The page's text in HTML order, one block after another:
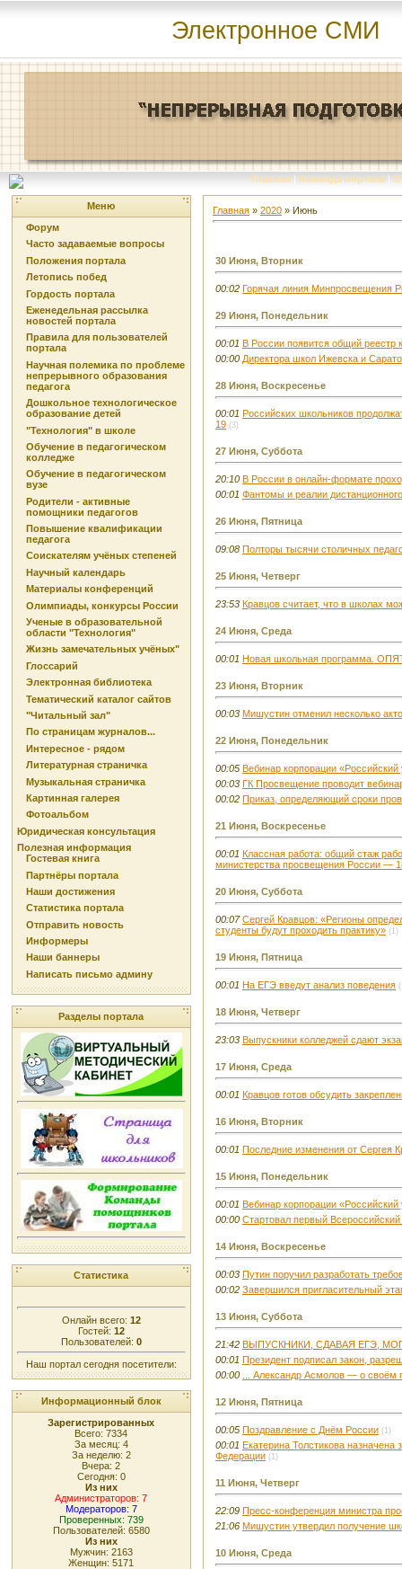
Электронное СМИ
Главная | Команда портала | О
Меню
Форум
Часто задаваемые вопросы
Положения портала
Летопись побед
Гордость портала
Еженедельная рассылка
новостей портала
Правила для пользователей
портала
Научная полемика по проблеме
непрерывного образования
педагога
Дошкольное технологическое
образование детей
"Технология" в школе
Обучение в педагогическом
колледже
Обучение в педагогическом
вузе
Родители - активные
помощники педагогов
Повышение квалификации
педагога
Соискателям учёных степеней
Научный календарь
Материалы конференций
Олимпиады, конкурсы России
Ученые в образовательной
области "Технология"
Жизнь замечательных учёных"
Глоссарий
Электронная библиотека
Тематический каталог сайтов
"Читальный зал"
По страницам журналов...
Интересное - рядом
Литературная страничка
Музыкальная страничка
Картинная галерея
Фотоальбом
Юридическая консультация
Полезная информация
Гостевая книга
Партнёры портала
Наши достижения
Статистика портала
Отправить новость
Информеры
Наши баннеры
Написать письмо админу
Разделы портала
Статистика
Онлайн всего: 12
Гостей: 12
Пользователей: 0
Наш портал сегодня посетители:
Информационный блок
Зарегистрированных
Всего: 7334
За месяц: 4
За неделю: 2
Вчера: 2
Сегодня: 0
Из них
Администраторов: 7
Модераторов: 7
Проверенных: 739
Пользователей: 6580
Из них
Мужчин: 2163
Женщин: 5171
Главная » 2020 » Июнь
30 Июня, Вторник
00:02 Горячая линия Минпросвещения
29 Июня, Понедельник
00:01 В России появится общий реестр
00:00 Директора школ Ижевска и
28 Июня, Воскресенье
00:01 Российских школьников
19 (3)
27 Июня, Суббота
20:10 В России в онлайн-формате
00:01 Фантомы и реалии
26 Июня, Пятница
09:08 Полторы тысячи столичных
25 Июня, Четверг
23:53 Кравцов считает, что в школах
24 Июня, Среда
00:01 Новая школьная программа.
23 Июня, Вторник
00:03 Мишустин отменил несколько
22 Июня, Понедельник
00:05 Вебинар корпорации «Российский
00:03 ГК Просвещение проводит
00:02 Приказ, определяющий сроки
21 Июня, Воскресенье
00:01 Классная работа: общий стаж
министерства просвещения России —
20 Июня, Суббота
00:07 Сергей Кравцов: «Регионы
студенты будут проходить практику» (1)
19 Июня, Пятница
00:01 На ЕГЭ введут анализ поведения
18 Июня, Четверг
23:03 Выпускники колледжей сдают
17 Июня, Среда
00:01 Кравцов готов обсудить
16 Июня, Вторник
00:01 Последние изменения от
15 Июня, Понедельник
00:01 Вебинар корпорации «Российский
00:00 Стартовал первый Всероссийский
14 Июня, Воскресенье
00:03 Путин поручил разработать
00:02 Завершился пригласительный
13 Июня, Суббота
21:42 ВЫПУСКНИКИ, СДАВАЯ ЕГЭ,
00:01 Президент подписал закон,
00:00
... Александр Асмолов — о
12 Июня, Пятница
00:05 Поздравление с Днём России (1)
00:01 Екатерина Толстикова
Федерации (1)
11 Июня, Четверг
22:09 Пресс-конференция министра
21:06 Мишустин утвердил получение
10 Июня, Среда